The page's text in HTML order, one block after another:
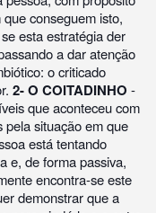
conseguem isto,
esta estratégia der
a dar atenção
o criticado
2- O COITADINHO -
que aconteceu com
pela situação em que
está tentando
e, de forma passiva,
encontra-se este
demonstrar que a